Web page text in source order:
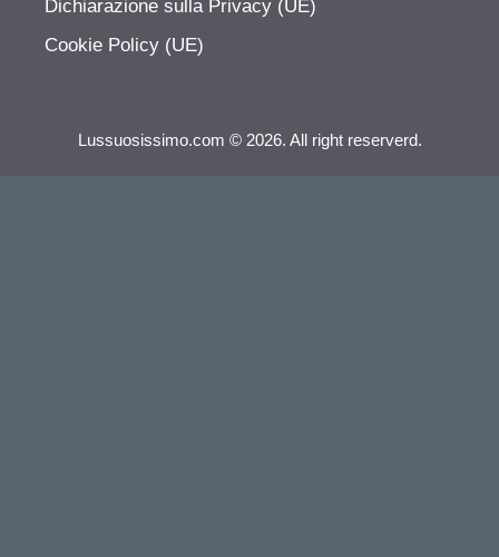
Dichiarazione sulla Privacy (UE)
Cookie Policy (UE)
Lussuosissimo.com © 2026. All right reserverd.